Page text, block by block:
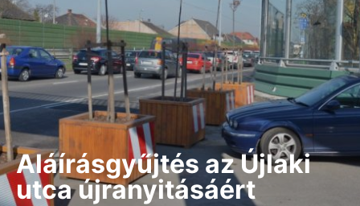
Aláírásgyűjtés az Újlaki
utca újranyitásáért